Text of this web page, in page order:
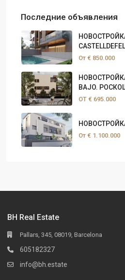
Последние объявления
От € 850.000
BAJO.
ОТ € 695.000
От € 1.100.000
BH Real Estate
Pallars, 345, 08019, Barcelona
605182327
info@bh.estate